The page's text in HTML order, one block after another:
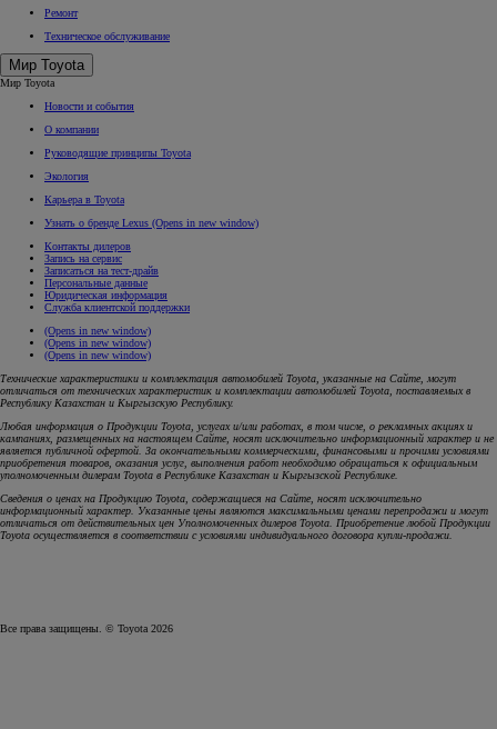
Ремонт
Техническое обслуживание
Мир Toyota
Мир Toyota
Новости и события
О компании
Руководящие принципы Toyota
Экология
Карьера в Toyota
Узнать о бренде Lexus (Opens in new window)
Контакты дилеров
Запись на сервис
Записаться на тест-драйв
Персональные данные
Юридическая информация
Служба клиентской поддержки
(Opens in new window)
(Opens in new window)
(Opens in new window)
Технические характеристики и комплектация автомобилей Toyota, указанные на Сайте, могут
отличаться от технических характеристик и комплектации автомобилей Toyota, поставляемых в
Республику Казахстан и Кыргызскую Республику.
Любая информация о Продукции Toyota, услугах и/или работах, в том числе, о рекламных акциях и
кампаниях, размещенных на настоящем Cайте, носят исключительно информационный характер и не
является публичной офертой. За окончательными коммерческими, финансовыми и прочими условиями
приобретения товаров, оказания услуг, выполнения работ необходимо обращаться к официальным
уполномоченным дилерам Toyota в Республике Казахстан и Кыргызской Республике.
Сведения о ценах на Продукцию Toyota, содержащиеся на Сайте, носят исключительно
информационный характер. Указанные цены являются максимальными ценами перепродажи и могут
отличаться от действительных цен Уполномоченных дилеров Toyota. Приобретение любой Продукции
Toyota осуществляется в соответствии с условиями индивидуального договора купли-продажи.
Все права защищены. © Toyota 2026